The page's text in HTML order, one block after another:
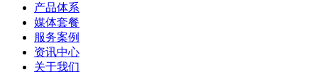
产品体系
媒体套餐
服务案例
资讯中心
关于我们